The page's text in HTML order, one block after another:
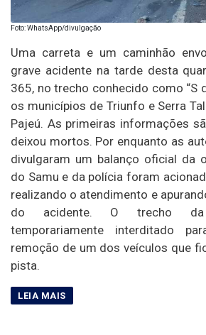
Foto: WhatsApp/divulgação
Uma carreta e um caminhão
grave acidente na tarde desta
365, no trecho conhecido como “S
os municípios de Triunfo e Serra
Pajeú. As primeiras informações
deixou mortos. Por enquanto as
divulgaram um balanço oficial da
do Samu e da polícia foram
realizando o atendimento e
do acidente. O trecho
temporariamente interditado
remoção de um dos veículos que
pista.